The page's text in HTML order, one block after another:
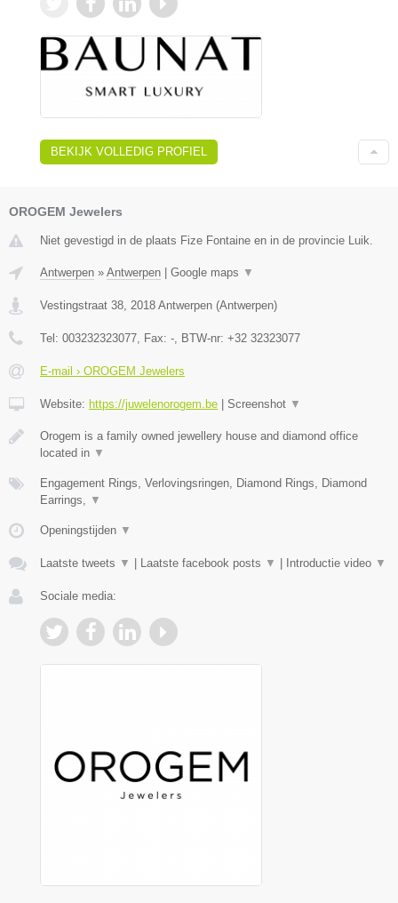
BEKIJK VOLLEDIG PROFIEL
OROGEM Jewelers
Niet gevestigd in de plaats Fize Fontaine en in de provincie Luik.
Antwerpen » Antwerpen Google maps ▼
Vestingstraat 38, 2018 Antwerpen (Antwerpen)
Tel: 003232323077, Fax: -, BTW-nr: +32 32323077
E-mail › OROGEM Jewelers
Website: https://juwelenorogem.be Screenshot ▼
Orogem is a family owned jewellery house and diamond office
located in ▼
Engagement Rings, Verlovingsringen, Diamond Rings, Diamond
Earrings, ▼
Openingstijden ▼
Laatste tweets ▼ Laatste facebook posts ▼ Introductie video ▼
Sociale media: